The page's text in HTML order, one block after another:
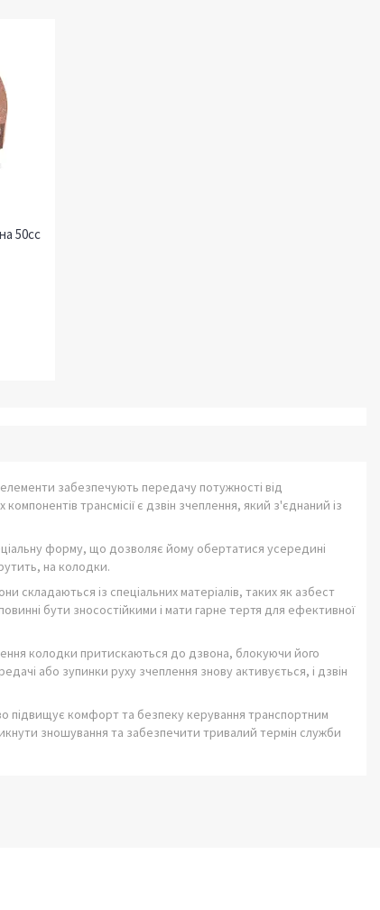
50сс
забезпечують передачу потужності від
трансмісії є дзвін зчеплення, який з'єднаний із
форму, що дозволяє йому обертатися усередині
на колодки.
складаються із спеціальних матеріалів, таких як азбест
бути зносостійкими і мати гарне тертя для ефективної
колодки притискаються до дзвона, блокуючи його
або зупинки руху зчеплення знову активується, і дзвін
підвищує комфорт та безпеку керування транспортним
зношування та забезпечити тривалий термін служби